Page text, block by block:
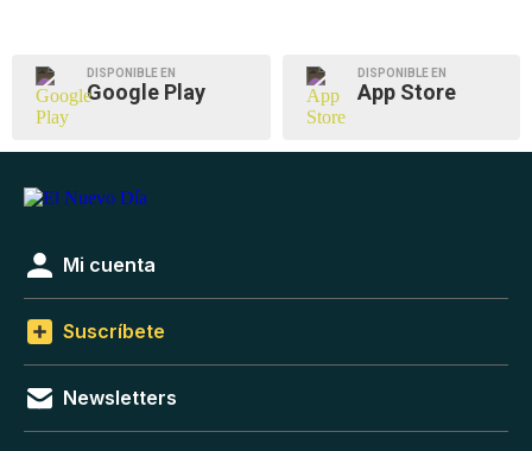
DISPONIBLE EN
Google Play
DISPONIBLE EN
App Store
Mi cuenta
Suscríbete
Newsletters